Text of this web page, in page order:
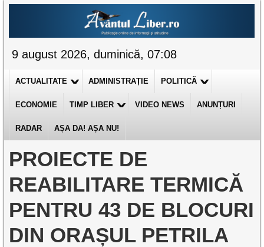
9 august 2026, duminică, 07:08
ACTUALITATE ADMINISTRAȚIE POLITICĂ
ECONOMIE TIMP LIBER VIDEO NEWS ANUNȚURI
RADAR AȘA DA! AȘA NU!
PROIECTE DE
REABILITARE TERMICĂ
PENTRU 43 DE BLOCURI
DIN ORAȘUL PETRILA